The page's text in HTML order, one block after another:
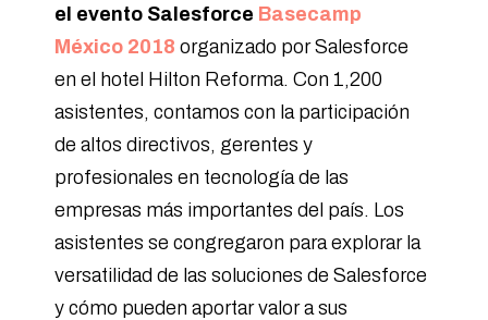
el evento Salesforce Basecamp
México 2018 organizado por Salesforce
en el hotel Hilton Reforma. Con 1,200
asistentes, contamos con la participación
de altos directivos, gerentes y
profesionales en tecnología de las
empresas más importantes del país. Los
asistentes se congregaron para explorar la
versatilidad de las soluciones de Salesforce
y cómo pueden aportar valor a sus